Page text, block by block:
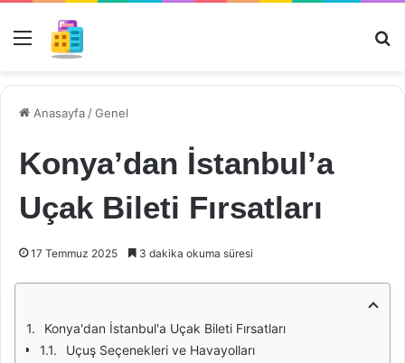
Menü
Anasayfa /Genel
Konya’dan İstanbul’a
Uçak Bileti Fırsatları
17 Temmuz 2025 3 dakika okuma süresi
Konya'dan İstanbul'a Uçak Bileti Fırsatları
Uçuş Seçenekleri ve Havayolları